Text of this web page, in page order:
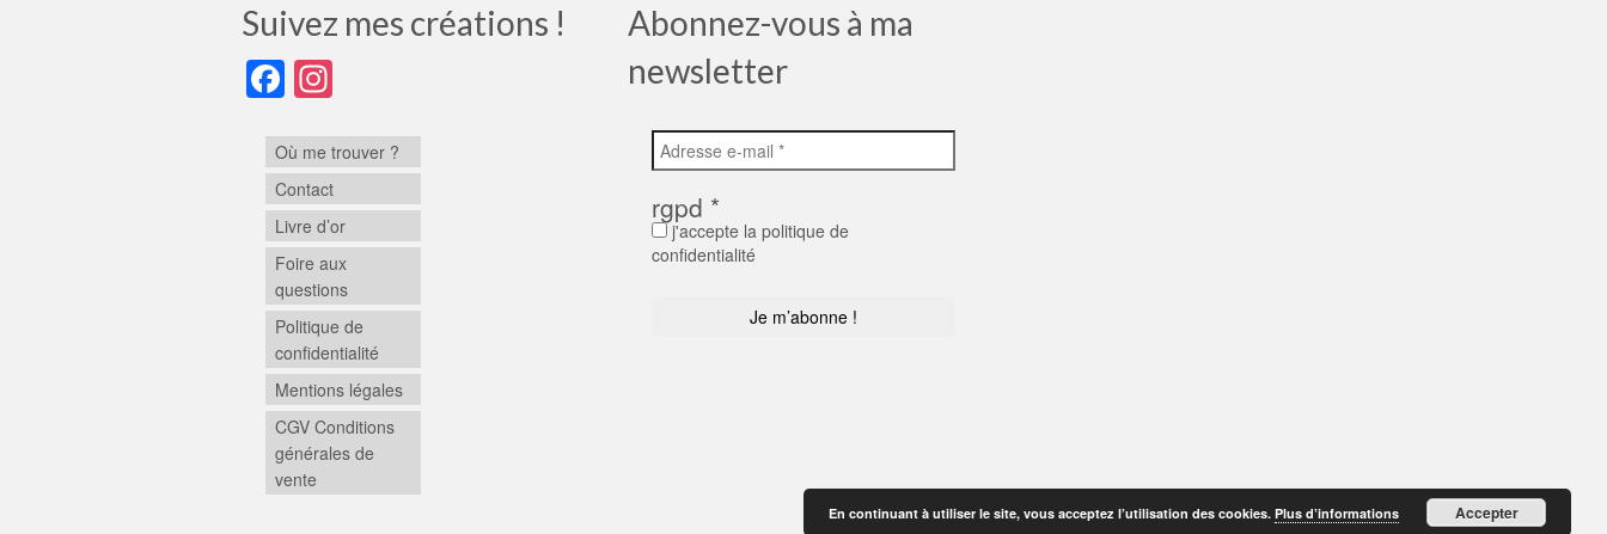
Suivez mes créations !
Facebook
Où me trouver ?
Contact
Livre d’or
Foire aux
questions
Politique de
confidentialité
Mentions légales
CGV Conditions
générales de
vente
Abonnez-vous à ma
newsletter
rgpd *
j'accepte la politique de
confidentialité
En continuant à utiliser le site, vous acceptez l’utilisation des cookies. Plus d’informations Accepter